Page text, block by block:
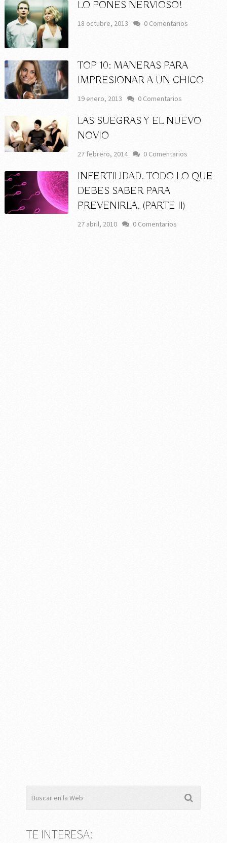
LO PONES NERVIOSO!
18 octubre, 2013 0 Comentarios
TOP 10: MANERAS PARA
IMPRESIONAR A UN CHICO
19 enero, 2013 0 Comentarios
LAS SUEGRAS Y EL NUEVO
NOVIO
27 febrero, 2014 0 Comentarios
INFERTILIDAD. TODO LO QUE
DEBES SABER PARA
PREVENIRLA. (PARTE II)
27 abril, 2010 0 Comentarios
TE INTERESA: